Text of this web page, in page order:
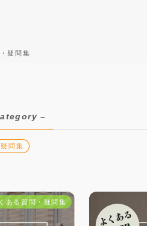
疑問集
–
問集
ある質問・疑問集